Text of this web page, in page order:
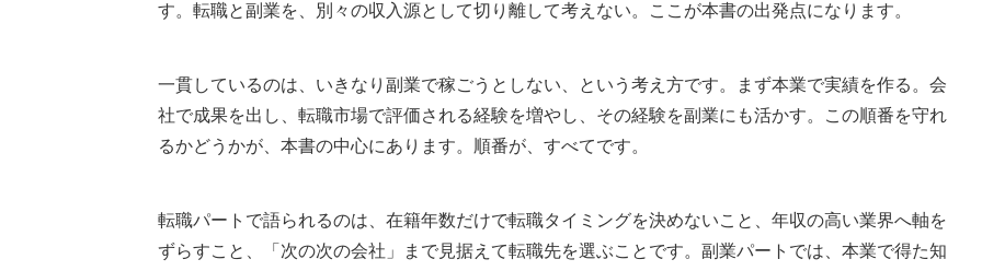
す。転職と副業を、別々の収入源として切り離して考えない。ここが本書の出発点になります。
一貫しているのは、いきなり副業で稼ごうとしない、という考え方です。まず本業で実績を作る。会
社で成果を出し、転職市場で評価される経験を増やし、その経験を副業にも活かす。この順番を守れ
るかどうかが、本書の中心にあります。順番が、すべてです。
転職パートで語られるのは、在籍年数だけで転職タイミングを決めないこと、年収の高い業界へ軸を
ずらすこと、「次の次の会社」まで見据えて転職先を選ぶことです。副業パートでは、本業で得た知